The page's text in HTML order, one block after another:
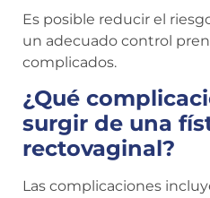
Es posible reducir el
un adecuado control
complicados.
¿Qué
surgir de una
rectovaginal?
Las complicaciones